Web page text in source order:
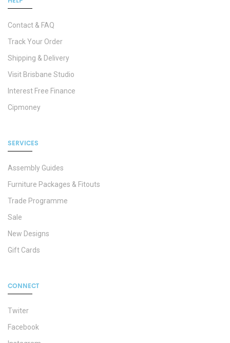
Contact & FAQ
Track Your Order
Shipping & Delivery
Visit Brisbane Studio
Interest Free Finance
Cipmoney
SERVICES
Assembly Guides
Furniture Packages & Fitouts
Trade Programme
Sale
New Designs
Gift Cards
CONNECT
Twiter
Facebook